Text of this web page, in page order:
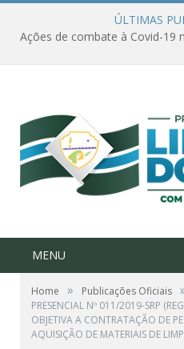
ÚLTIMAS
MENU
Home » Publicações Oficiais
PRESENCIAL Nº 011/2019-SRP
OBJETIVA A CONTRATAÇÃO DE
AQUISIÇÃO DE MATERIAIS DE